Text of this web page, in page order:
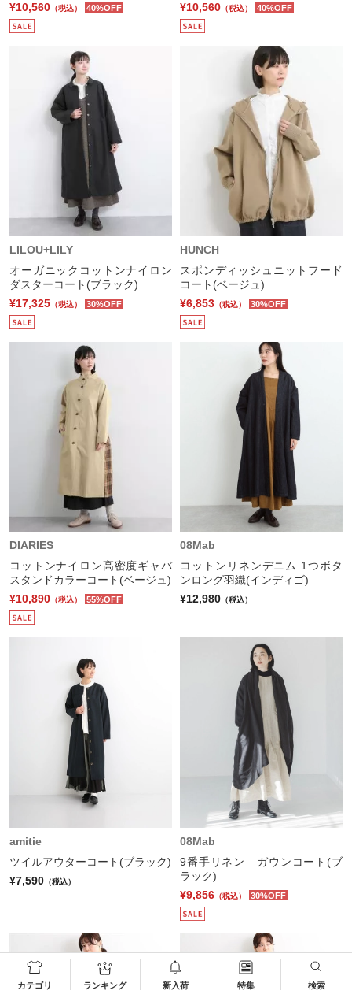
カテゴリ ランキング 新入荷 特集 検索
¥10,560 （税込） 40%OFF
¥10,560 （税込） 40%OFF
LILOU+LILY
オーガニックコットンナイロン
ダスターコート(ブラック)
¥17,325 （税込） 30%OFF
HUNCH
スポンディッシュニットフード
コート(ベージュ)
¥6,853 （税込） 30%OFF
DIARIES
コットンナイロン高密度ギャバ
スタンドカラーコート(ベージュ)
¥10,890 （税込） 55%OFF
08Mab
コットンリネンデニム 1つボタ
ンロング羽織(インディゴ)
¥12,980 （税込）
amitie
ツイルアウターコート(ブラック)
¥7,590 （税込）
08Mab
9番手リネン ガウンコート(ブ
ラック)
¥9,856 （税込） 30%OFF